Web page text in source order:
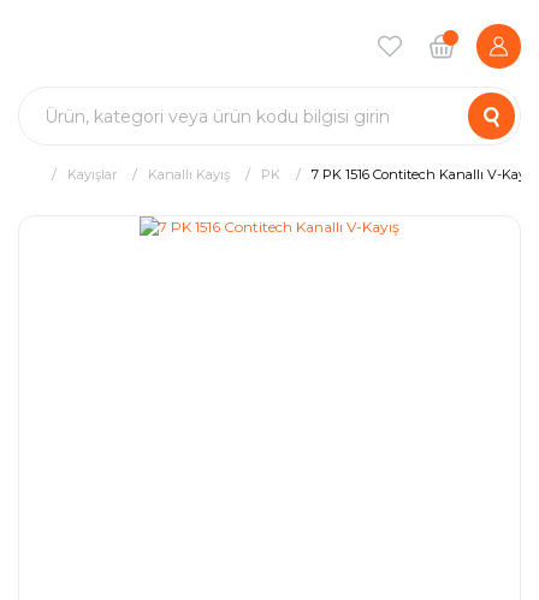
Kayışlar Kanallı Kayış PK 7 PK 1516 Contitech Kanallı V-Kayış